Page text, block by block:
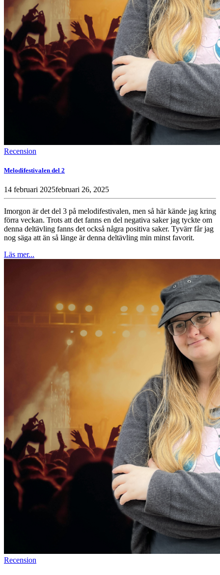
Recension
Melodifestivalen del 2
14 februari 2025februari 26, 2025
Imorgon är det del 3 på melodifestivalen, men så här kände jag kring
förra veckan. Trots att det fanns en del negativa saker jag tyckte om
denna deltävling fanns det också några positiva saker. Tyvärr får jag
nog säga att än så länge är denna deltävling min minst favorit.
Läs mer...
Recension